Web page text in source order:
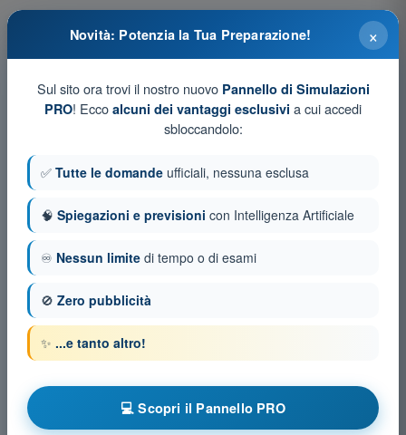
×
Novità: Potenzia la Tua Preparazione!
Sul sito ora trovi il nostro nuovo Pannello di Simulazioni
PRO! Ecco alcuni dei vantaggi esclusivi a cui accedi
sbloccandolo:
✅ Tutte le domande ufficiali, nessuna esclusa
🧠 Spiegazioni e previsioni con Intelligenza Artificiale
♾️ Nessun limite di tempo o di esami
🚫 Zero pubblicità
✨ ...e tanto altro!
💻 Scopri il Pannello PRO